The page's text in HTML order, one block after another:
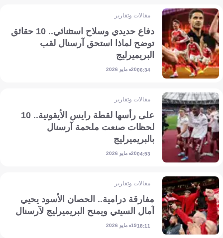
مقالات وتقارير
دفاع حديدي وسلاح استثنائي.. 10 حقائق
توضح لماذا استحق آرسنال لقب
البريميرليج
06:3420 مايو 2026
مقالات وتقارير
على رأسها لقطة رايس الأيقونية.. 10
لحظات صنعت ملحمة آرسنال
بالبريميرليج
04:5320 مايو 2026
مقالات وتقارير
مفارقة درامية.. الحصان الأسود يحيي
آمال السيتي ويمنح البريميرليج لآرسنال
18:1119 مايو 2026